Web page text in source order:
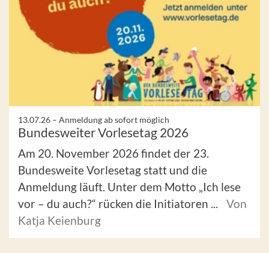
13.07.26 – Anmeldung ab sofort möglich
Bundesweiter Vorlesetag 2026
Am 20. November 2026 findet der 23.
Bundesweite Vorlesetag statt und die
Anmeldung läuft. Unter dem Motto „Ich lese
vor – du auch?“ rücken die Initiatoren ...
Von
Katja Keienburg